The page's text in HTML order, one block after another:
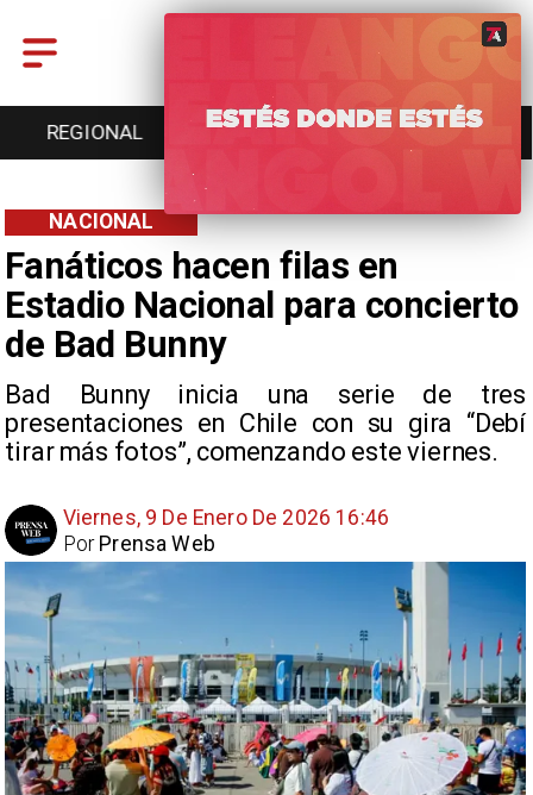
REGIONAL ENTRETENCIÓN DEPORTES
Fanáticos hacen filas en
Estadio Nacional para concierto
de Bad Bunny
Bad Bunny inicia una serie de tres
presentaciones en Chile con su gira “Debí
tirar más fotos”, comenzando este viernes.
NACIONAL
Viernes, 9 De Enero De 2026 16:46
Prensa Web
Por